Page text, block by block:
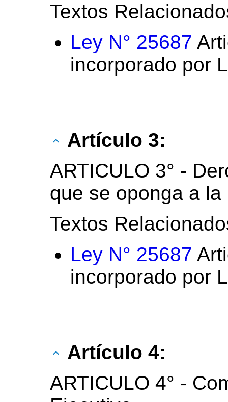
Textos
Ley N° 25687
incorporado por
Artículo 3:
ARTICULO 3° -
que se oponga a la
Textos
Ley N° 25687
incorporado por
Artículo 4:
ARTICULO 4° -